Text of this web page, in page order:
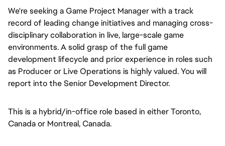
We're seeking a Game Project Manager with a track
record of leading change initiatives and managing cross-
disciplinary collaboration in live, large-scale game
environments. A solid grasp of the full game
development lifecycle and prior experience in roles such
as Producer or Live Operations is highly valued. You will
report into the Senior Development Director.
This is a hybrid/in-office role based in either Toronto,
Canada or Montreal, Canada.